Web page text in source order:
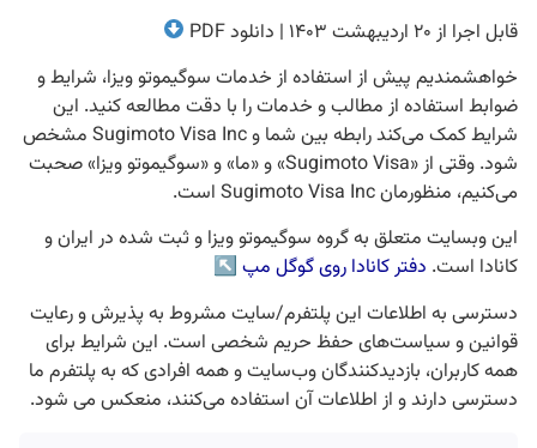
قابل اجرا از ۲۰ اردیبهشت ۱۴۰۳ | دانلود PDF
خواهشمندیم پیش از استفاده از خدمات سوگیموتو ویزا، شرایط و
ضوابط استفاده از مطالب و خدمات را با دقت مطالعه کنید. این
شرایط کمک می‌کند رابطه بین شما و Sugimoto Visa Inc مشخص
شود. وقتی از «Sugimoto Visa» و «ما» و «سوگیموتو ویزا» صحبت
می‌کنیم، منظورمان Sugimoto Visa Inc است.
این وبسایت متعلق به گروه سوگیموتو ویزا و ثبت شده در ایران و
کانادا است. دفتر کانادا روی گوگل مپ ↖
دسترسی به اطلاعات این پلتفرم/سایت مشروط به پذیرش و رعایت
قوانین و سیاست‌های حفظ حریم شخصی است. این شرایط برای
همه کاربران، بازدیدکنندگان وب‌سایت و همه افرادی که به پلتفرم ما
دسترسی دارند و از اطلاعات آن استفاده می‌کنند، منعکس می شود.